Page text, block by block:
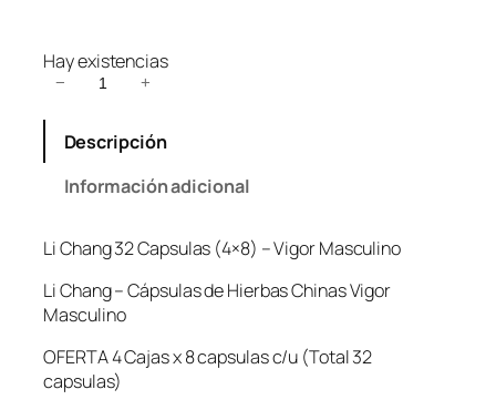
Hay existencias
h
3
2
C
a
p
s
− +
Descripción
Información adicional
Li Chang 32 Capsulas (4×8) – Vigor Masculino
Li Chang – Cápsulas de Hierbas Chinas Vigor
Masculino
OFERTA 4 Cajas x 8 capsulas c/u (Total 32
capsulas)